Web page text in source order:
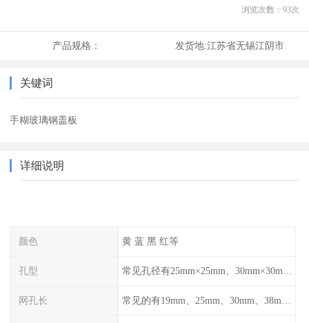
浏览次数： 93次
产品规格： 发货地:江苏省无锡江阴市
关键词
手糊玻璃钢盖板
详细说明
颜色 黄 蓝 黑 红等
孔型
网孔长